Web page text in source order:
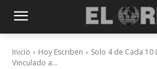
Inicio Hoy Escriben
Solo 4 de Cada 10
Vinculado a...